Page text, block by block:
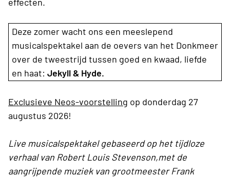
Deze zomer wacht ons een meeslepend
musicalspektakel aan de oevers van het Donkmeer
over de tweestrijd tussen goed en kwaad, liefde
en haat: Jekyll & Hyde.
Exclusieve Neos-voorstelling op donderdag 27
augustus 2026!
Live musicalspektakel gebaseerd op het tijdloze
verhaal van Robert Louis Stevenson,met de
aangrijpende muziek van grootmeester Frank